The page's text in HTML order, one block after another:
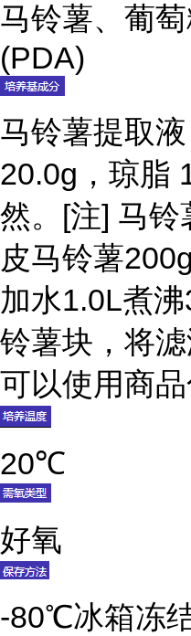
马铃薯、葡
(PDA)
马铃薯提取
20.0g，琼脂
然。[注] 马铃
皮马铃薯
加水1.0L煮
铃薯块，将滤
可以使用商品
20℃
好氧
-80℃冰箱冻